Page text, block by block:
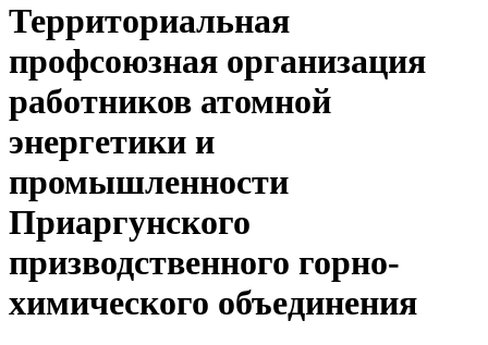
Территориальная
профсоюзная организация
работников атомной
энергетики и
промышленности
Приаргунского
призводственного горно-
химического объединения